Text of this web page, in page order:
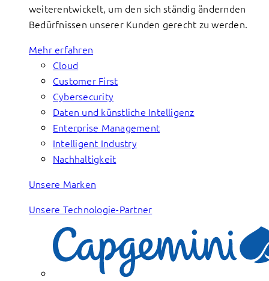
weiterentwickelt, um den sich ständig ändernden
Bedürfnissen unserer Kunden gerecht zu werden.
Mehr erfahren
Cloud
Customer First
Cybersecurity
Daten und künstliche Intelligenz
Enterprise Management
Intelligent Industry
Nachhaltigkeit
Unsere Marken
Unsere Technologie-Partner